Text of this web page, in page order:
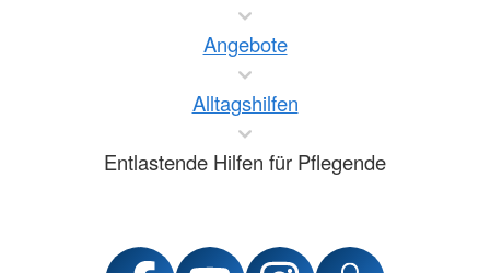
Angebote
Alltagshilfen
Entlastende Hilfen für Pflegende